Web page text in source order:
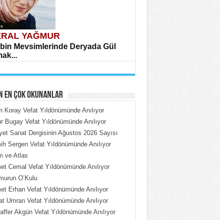
YAĞMUR
Mevsimlerinde Deryada Gül
ÇOBAN
Put Dışardaki Maskeler...
EN ÇOK OKUNANLAR
Koray Vefat Yıldönümünde Anılıyor
Bugay Vefat Yıldönümünde Anılıyor
Sanat Dergisinin Ağustos 2026 Sayısı
Sergen Vefat Yıldönümünde Anılıyor
ve Atlas
Cemal Vefat Yıldönümünde Anılıyor
O’Kulu
Erhan Vefat Yıldönümünde Anılıyor
Umran Vefat Yıldönümünde Anılıyor
Akgün Vefat Yıldönümünde Anılıyor